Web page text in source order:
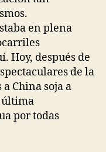
en plena
Hoy, después de
de la
China soja a
última
por todas